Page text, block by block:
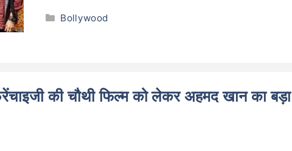
Categories
Bollywood
की चौथी फिल्म को लेकर अहमद खान का बड़ा